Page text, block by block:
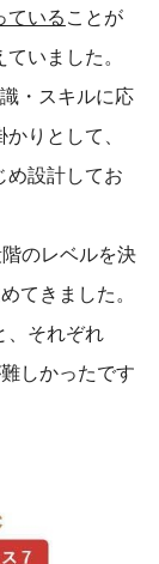
ている ことが
いました。
・スキルに応
りとして、
め設計してお
のレベルを決
てきました。
、それぞれ
しかったです